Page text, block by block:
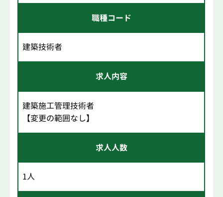
職種コード
建築技術者
求人内容
建築施工管理技術者
【変更の範囲なし】
求人人数
1人